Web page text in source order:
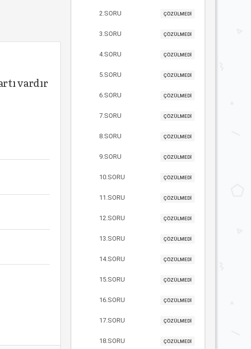
vardır
2.SORU ÇÖZÜLMEDİ
3.SORU ÇÖZÜLMEDİ
4.SORU ÇÖZÜLMEDİ
5.SORU ÇÖZÜLMEDİ
6.SORU ÇÖZÜLMEDİ
7.SORU ÇÖZÜLMEDİ
8.SORU ÇÖZÜLMEDİ
9.SORU ÇÖZÜLMEDİ
10.SORU ÇÖZÜLMEDİ
11.SORU ÇÖZÜLMEDİ
12.SORU ÇÖZÜLMEDİ
13.SORU ÇÖZÜLMEDİ
14.SORU ÇÖZÜLMEDİ
15.SORU ÇÖZÜLMEDİ
16.SORU ÇÖZÜLMEDİ
17.SORU ÇÖZÜLMEDİ
18.SORU ÇÖZÜLMEDİ